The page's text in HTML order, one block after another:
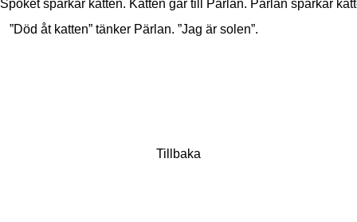
Spöket sparkar katten. Katten går till Pärlan. Pärlan sparkar
”Död åt katten” tänker Pärlan. ”Jag är solen”.
Tillbaka